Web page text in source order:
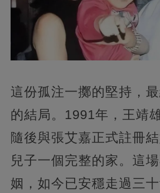
這份孤注一擲的堅持，
的結局。1991年，王靖
隨後與張艾嘉正式註冊
兒子一個完整的家。這
姻，如今已安穩走過三